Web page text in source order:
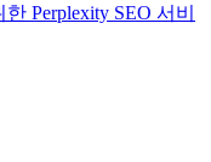
Perplexity SEO 서비